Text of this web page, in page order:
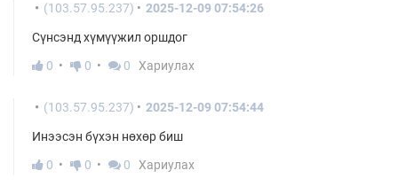
(103.57.95.237) 2025-12-09 07:54:26
Сүнсэнд хүмүүжил оршдог
0
0 0 Хариулах
(103.57.95.237) 2025-12-09 07:54:44
Инээсэн бүхэн нөхөр биш
0
0 0 Хариулах